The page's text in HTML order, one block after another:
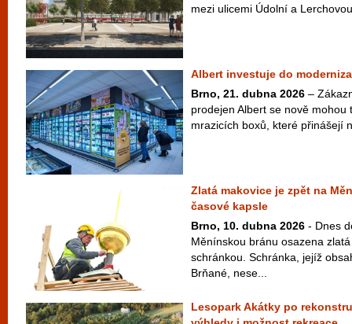
mezi ulicemi Údolní a
Albert investuje do
Brno, 21. dubna 2026 –
prodejen Albert se nově
mrazicích boxů, které přinášejí
Zlatá makovice je zpět na
časové kapsle
Brno, 10. dubna 2026 - Dnes
Měnínskou bránu osazena
schránkou. Schránka, jejíž
Brňané, nese...
Lesopark Akátky po